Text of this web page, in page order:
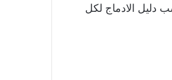
دليل الادماج لكل